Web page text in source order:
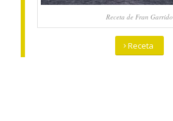
Receta de Fran Garrido
Receta